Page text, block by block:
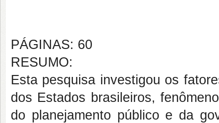
PÁGINAS: 60
RESUMO:
Esta pesquisa investigou os
dos Estados brasileiros,
do planejamento público e da